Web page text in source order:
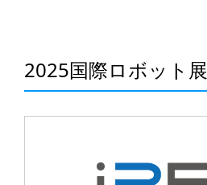
2025国際ロボット展